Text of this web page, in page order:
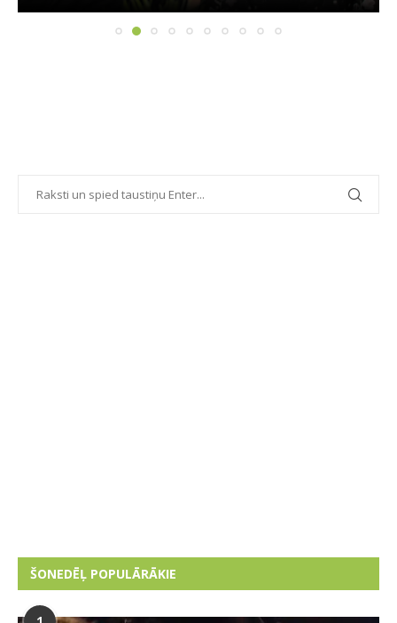
ŠONEDĒĻ POPULĀRĀKIE